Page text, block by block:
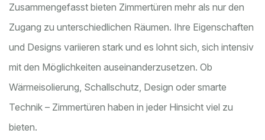
Zusammengefasst bieten Zimmertüren mehr als nur den
Zugang zu unterschiedlichen Räumen. Ihre Eigenschaften
und Designs variieren stark und es lohnt sich, sich intensiv
mit den Möglichkeiten auseinanderzusetzen. Ob
Wärmeisolierung, Schallschutz, Design oder smarte
Technik – Zimmertüren haben in jeder Hinsicht viel zu
bieten.